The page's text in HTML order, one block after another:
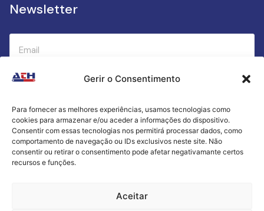
Gerir o Consentimento
Para fornecer as melhores experiências, usamos tecnologias como
cookies para armazenar e/ou aceder a informações do dispositivo.
Consentir com essas tecnologias nos permitirá processar dados, como
comportamento de navegação ou IDs exclusivos neste site. Não
consentir ou retirar o consentimento pode afetar negativamante certos
recursos e funções.
Aceitar
Newsletter
Submeter
Criamos a cozinha perfeita para o seu sucesso
gastronómico!